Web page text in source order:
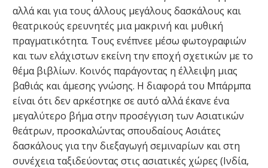
αλλά και για τους άλλους μεγάλους δασκάλους και
θεατρικούς ερευνητές μια μακρινή και μυθική
πραγματικότητα. Τους ενέπνεε μέσω φωτογραφιών
και των ελάχιστων εκείνη την εποχή σχετικών με το
θέμα βιβλίων. Κοινός παράγοντας η έλλειψη μιας
βαθιάς και άμεσης γνώσης. Η διαφορά του Μπάρμπα
είναι ότι δεν αρκέστηκε σε αυτό αλλά έκανε ένα
μεγαλύτερο βήμα στην προσέγγιση των Ασιατικών
θεάτρων, προσκαλώντας σπουδαίους Ασιάτες
δασκάλους για την διεξαγωγή σεμιναρίων και στη
συνέχεια ταξιδεύοντας στις ασιατικές χώρες (Ινδία,